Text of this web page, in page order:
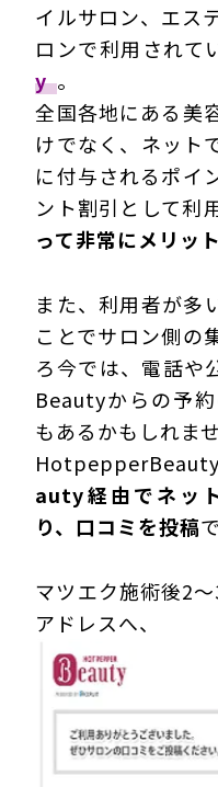
イルサロン、エス
ロンで利用されて
y 。
全国各地にある美
けでなく、ネット
に付与されるポイ
ント割引として利
って非常にメリッ
また、利用者が多
ことでサロン側の
ろ今では、電話
Beautyからの予
もあるかもしれま
auty経由でネッ
り、口コミを投稿
マツエク施術後2
アドレスへ、